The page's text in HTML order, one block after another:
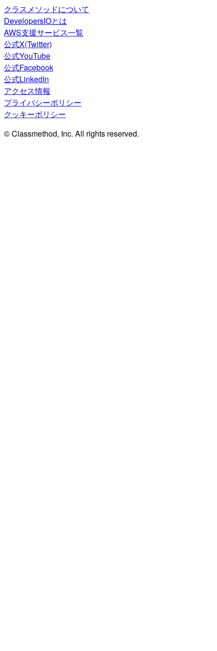
クラスメソッドについて
DevelopersIOとは
AWS支援サービス一覧
公式X(Twitter)
公式YouTube
公式Facebook
公式LinkedIn
アクセス情報
プライバシーポリシー
クッキーポリシー
© Classmethod, Inc. All rights reserved.